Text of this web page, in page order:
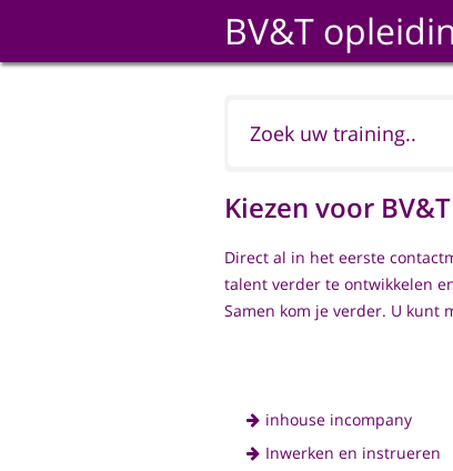
BV&T
Kiezen voor
Direct al in het eerste
talent verder te ontwikkelen
Samen kom je verder. U kunt
inhouse incompany
Inwerken en instrueren